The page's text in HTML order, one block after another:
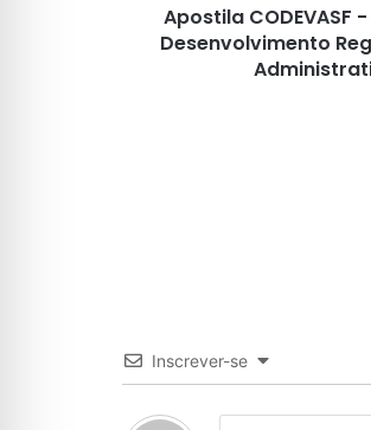
AdministrativaApostila CODEVASF
Desenvolvimento
Inscrever-se